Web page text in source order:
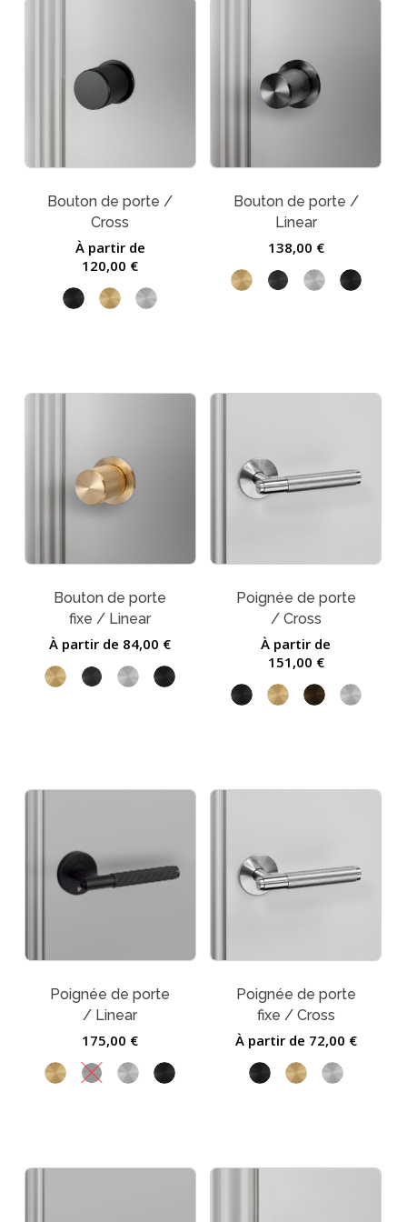
Bouton de porte /
Cross
À partir de
120,00 €
Bouton de porte /
Linear
138,00 €
Bouton de porte
fixe / Linear
À partir de 84,00 €
Poignée de porte
/ Cross
À partir de
151,00 €
Poignée de porte
/ Linear
175,00 €
Poignée de porte
fixe / Cross
À partir de 72,00 €